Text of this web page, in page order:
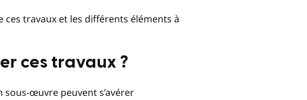
ces travaux et les différents éléments à
ces travaux ?
œuvre peuvent s’avérer